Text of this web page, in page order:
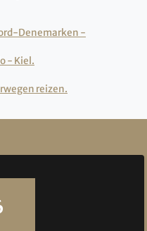
Denemarken -
- Kiel.
reizen.